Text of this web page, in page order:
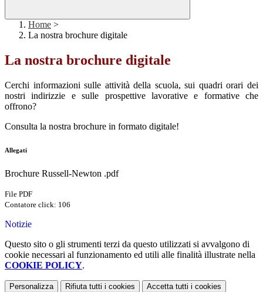
Home >
La nostra brochure digitale
La nostra brochure digitale
Cerchi informazioni sulle attività della scuola, sui quadri orari dei
nostri indirizzie e sulle prospettive lavorative e formative che
offrono?
Consulta la nostra brochure in formato digitale!
Allegati
Brochure Russell-Newton .pdf
File PDF
Contatore click: 106
Notizie
Questo sito o gli strumenti terzi da questo utilizzati si avvalgono di
cookie necessari al funzionamento ed utili alle finalità illustrate nella
COOKIE POLICY.
Personalizza Rifiuta tutti i cookies Accetta tutti i cookies